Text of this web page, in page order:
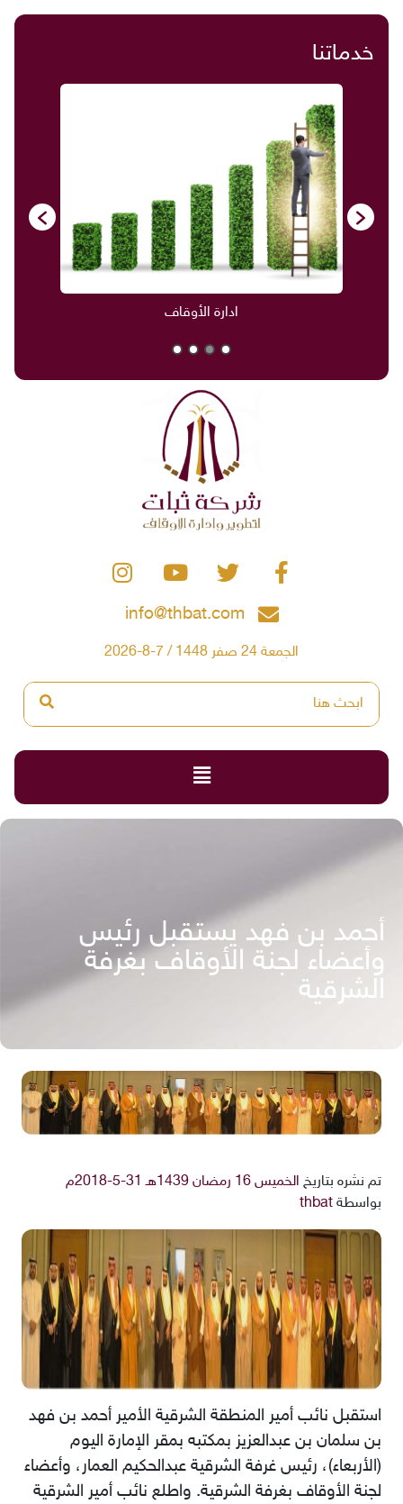
خدماتنا
ادارة الأوقاف
info@thbat.com
الجمعة 24 صفر 1448 / 7-8-2026
أحمد بن فهد يستقبل رئيس
وأعضاء لجنة الأوقاف بغرفة
الشرقية
تم نشره بتاريخ الخميس 16 رمضان 1439هـ 31-5-2018م
بواسطة thbat
استقبل نائب أمير المنطقة الشرقية الأمير أحمد بن فهد
بن سلمان بن عبدالعزيز بمكتبه بمقر الإمارة اليوم
(الأربعاء)، رئيس غرفة الشرقية عبدالحكيم العمار، وأعضاء
لجنة الأوقاف بغرفة الشرقية. واطلع نائب أمير الشرقية